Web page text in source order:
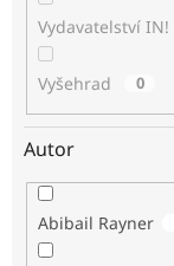
Vydavatelství IN!
Vyšehrad 0
Autor
Abibail Rayner